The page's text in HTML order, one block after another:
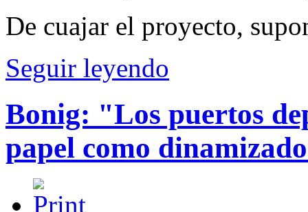
De cuajar el proyecto,
Seguir leyendo
Bonig: "Los puertos
papel como